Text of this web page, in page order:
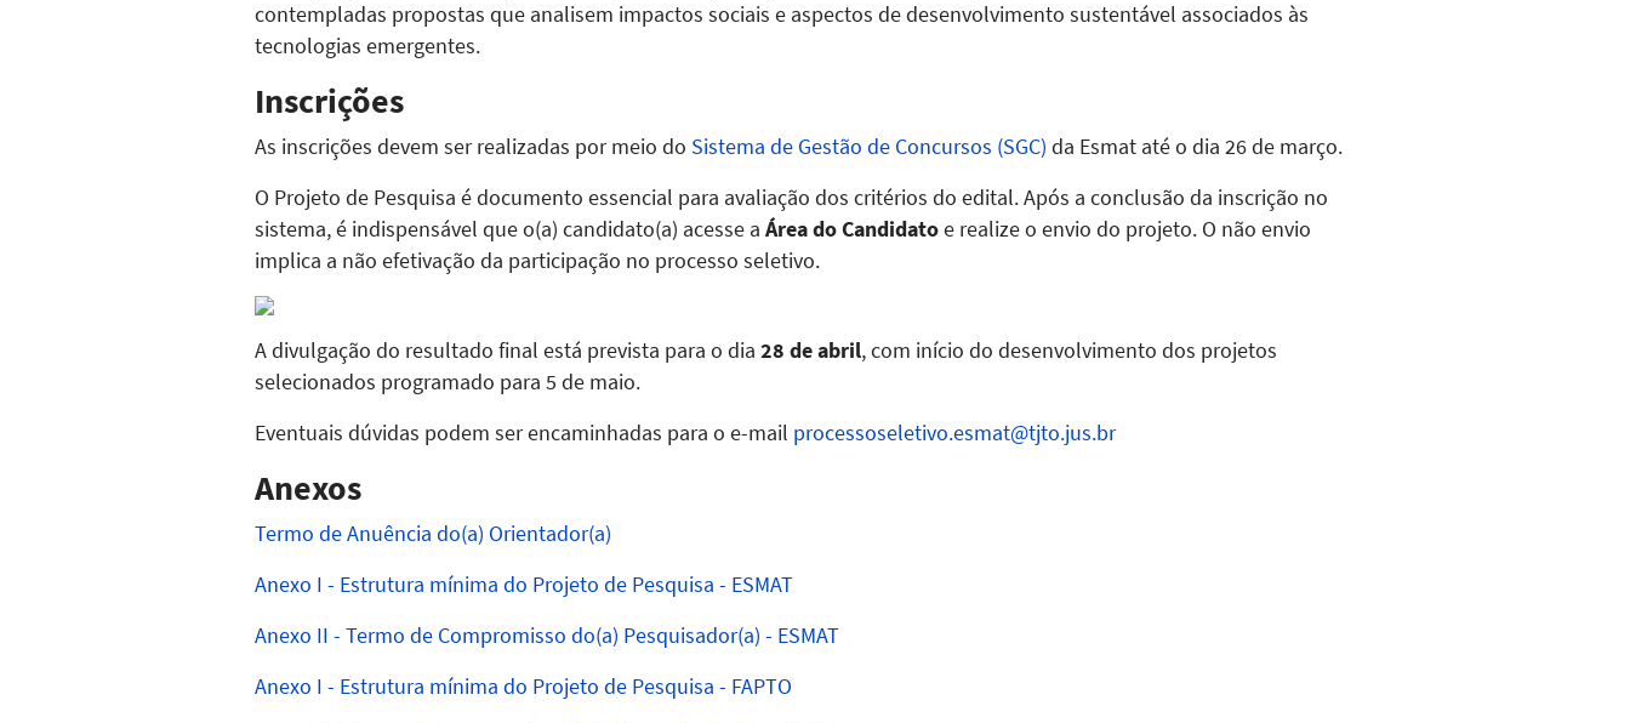
contempladas propostas que analisem impactos sociais e aspectos de desenvolvimento sustentável associados às
tecnologias emergentes.
Inscrições
As inscrições devem ser realizadas por meio do Sistema de Gestão de Concursos (SGC) da Esmat até o dia 26 de março.
O Projeto de Pesquisa é documento essencial para avaliação dos critérios do edital. Após a conclusão da inscrição no
sistema, é indispensável que o(a) candidato(a) acesse a Área do Candidatoe realize o envio do projeto. O não envio
implica a não efetivação da participação no processo seletivo.
A divulgação do resultado final está prevista para o dia 28 de abril, com início do desenvolvimento dos projetos
selecionados programado para 5 de maio.
Eventuais dúvidas podem ser encaminhadas para o e-mail processoseletivo.esmat@tjto.jus.br
Anexos
Termo de Anuência do(a) Orientador(a)
Anexo I - Estrutura mínima do Projeto de Pesquisa - ESMAT
Anexo II - Termo de Compromisso do(a) Pesquisador(a) - ESMAT
Anexo I - Estrutura mínima do Projeto de Pesquisa - FAPTO